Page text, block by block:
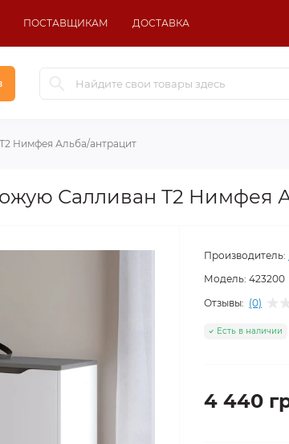
ПОСТАВЩИКАМ ДОСТАВКА
Нимфея Альба/антрацит
Салливан Т2 Нимфея
Производитель:
Модель: 423200
Отзывы: (0)
Есть в наличии
4 440